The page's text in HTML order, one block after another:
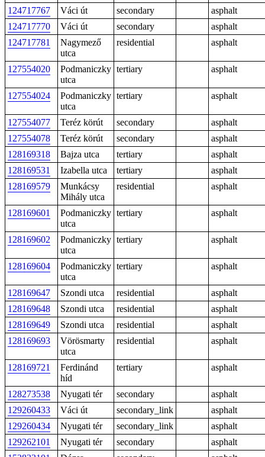
124717767 Váci út secondary
asphalt
124717770
Váci út secondary
asphalt
124717781
Nagymező
utca
residential asphalt
127554020
Podmaniczky
utca
tertiary asphalt
127554024
Podmaniczky
utca
tertiary asphalt
127554077 Teréz körút secondary
asphalt
127554078
Teréz körút secondary
asphalt
128169318
Bajza utca tertiary
asphalt
128169531
Izabella utca tertiary
asphalt
128169579
Munkácsy
Mihály utca
residential asphalt
128169601
Podmaniczky
utca
tertiary asphalt
128169602
Podmaniczky
utca
tertiary asphalt
128169604
Podmaniczky
utca
tertiary asphalt
128169647 Szondi utca residential
asphalt
128169648
Szondi utca residential
asphalt
128169649
Szondi utca residential
asphalt
128169693
Vörösmarty
utca
residential asphalt
128169721
Ferdinánd
híd
tertiary asphalt
128273538 Nyugati tér secondary
asphalt
129260433
Váci út secondary_link
asphalt
129260434
Nyugati tér secondary_link
asphalt
129262101
Nyugati tér secondary
asphalt